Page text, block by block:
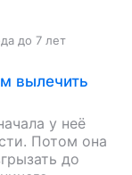
до 7 лет
вылечить
у неё
Потом она
до